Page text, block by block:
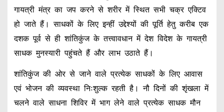
गायत्री मंत्र का जप करने से शरीर में स्थित सभी चक्र एक्टिव
हो जाते हैं। साधकों के लिए इन्हीं उद्देश्यों की पूर्ति हेतु करीब एक
दशक पूर्व से ही शांतिकुंज के तत्त्वावधान में देश विदेश के गायत्री
साधक मुनस्यारी पहुंचते हैं और लाभ उठाते हैं।
शांतिकुंज की ओर से जाने वाले प्रत्येक साधकों के लिए आवास
एवं भोजन की व्यवस्था निःशुल्क रहती है। नौ दिनों की शृंखला में
चलने वाले साधना शिविर में भाग लेने वाले प्रत्येक साधक मौन